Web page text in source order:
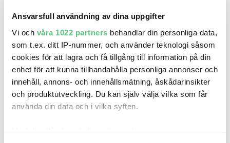
Ansvarsfull användning av dina uppgifter
Vi och våra 1022 partners behandlar din personliga data,
som t.ex. ditt IP-nummer, och använder teknologi såsom
cookies för att lagra och få tillgång till information på din
enhet för att kunna tillhandahålla personliga annonser och
innehåll, annons- och innehållsmätning, åskådarinsikter
och produktutveckling. Du kan själv välja vilka som får
använda din data och i vilka syften.
Bjurkell Bil AB
År:
Gratis historik
Räkna på försäkring
Jämför Se bil
Vi värderar och köper din bil inför försäljning och